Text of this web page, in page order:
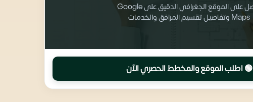
احصل على الموقع الجغرافي الدقيق على Google
Maps وتفاصيل تقسيم المرافق والخدمات
🟢 اطلب الموقع والمخطط الحصري الآن